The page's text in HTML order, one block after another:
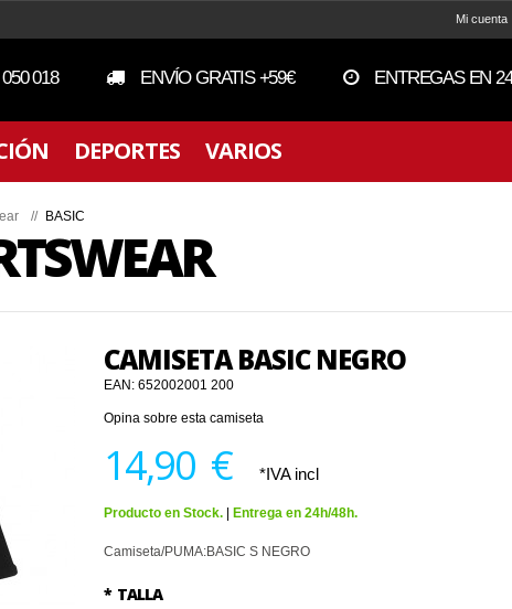
Mi cuenta
018 ENVÍO GRATIS +59€ ENTREGAS EN
DEPORTES VARIOS
// BASIC
CAMISETA BASIC NEGRO
EAN:652002001 200
Opina sobre esta camiseta
14,90 € *IVA incl
Producto en Stock. Entrega en 24h/48h.
Camiseta/PUMA:BASIC S NEGRO
* TALLA